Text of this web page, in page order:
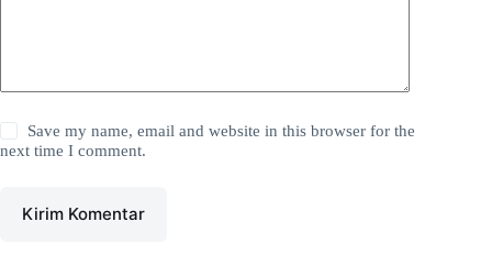
Save my name, email and website in this browser for the
next time I comment.
Kirim Komentar